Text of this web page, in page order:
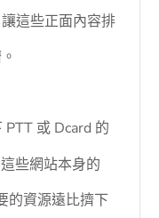
這些正面內容排
PTT 或 Dcard 的
些網站本身的
的資源遠比擠下